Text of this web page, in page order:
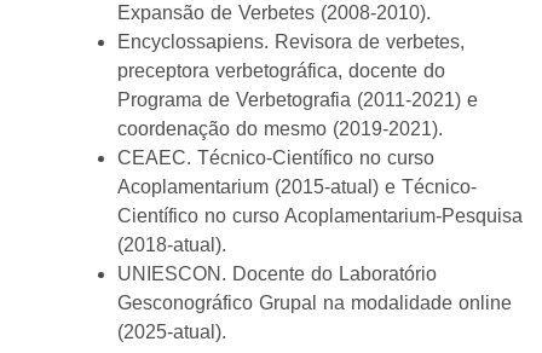
Expansão de Verbetes (2008-2010).
Encyclossapiens. Revisora de verbetes,
preceptora verbetográfica, docente do
Programa de Verbetografia (2011-2021) e
coordenação do mesmo (2019-2021).
CEAEC. Técnico-Científico no curso
Acoplamentarium (2015-atual) e Técnico-
Científico no curso Acoplamentarium-Pesquisa
(2018-atual).
UNIESCON. Docente do Laboratório
Gesconográfico Grupal na modalidade online
(2025-atual).